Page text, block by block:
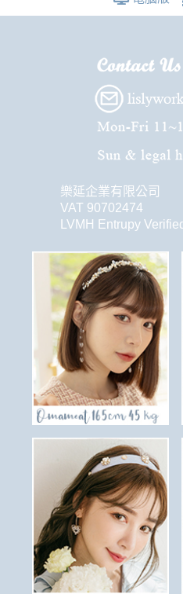
樂延企業有限公司
VAT 90702474
LVMH Entrupy